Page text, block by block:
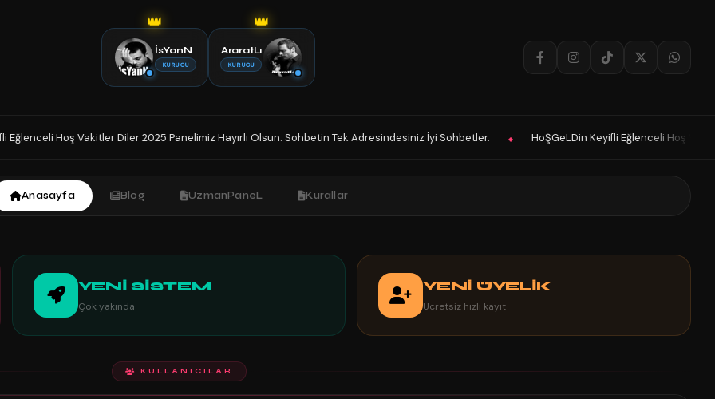
👑
İsYanN
KURUCU
👑
AraratLı
KURUCU
2025 Panelimiz Hayırlı Olsun. Sohbetin Tek Adresindesiniz İyi Sohbetler. ◆ HoŞGeLDin Keyifli Eğlenceli Hoş Vakitler Diler 2025
Anasayfa Blog UzmanPaneL Kurallar
YENİ SİSTEM
Çok yakında
YENİ ÜYELİK
Ücretsiz hızlı kayıt
KULLANICILAR